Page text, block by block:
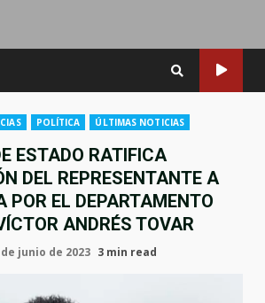
POLÍTICA ÚLTIMAS NOTICIAS
ESTADO RATIFICA
DEL REPRESENTANTE A
POR EL DEPARTAMENTO
ANDRÉS TOVAR
de junio de 2023 3 min read